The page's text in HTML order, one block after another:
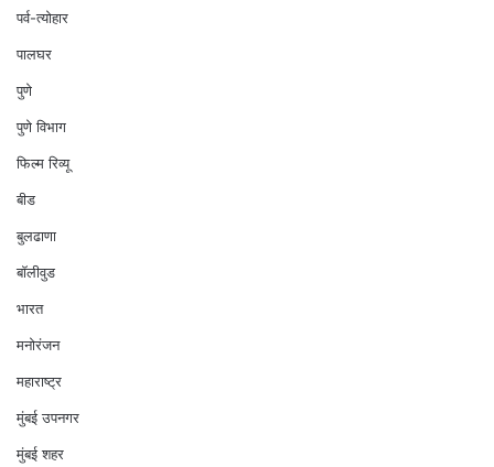
पर्व-त्योहार
पालघर
पुणे
पुणे विभाग
फिल्म रिव्यू
बीड
बुलढाणा
बॉलीवुड
भारत
मनोरंजन
महाराष्ट्र
मुंबई उपनगर
मुंबई शहर